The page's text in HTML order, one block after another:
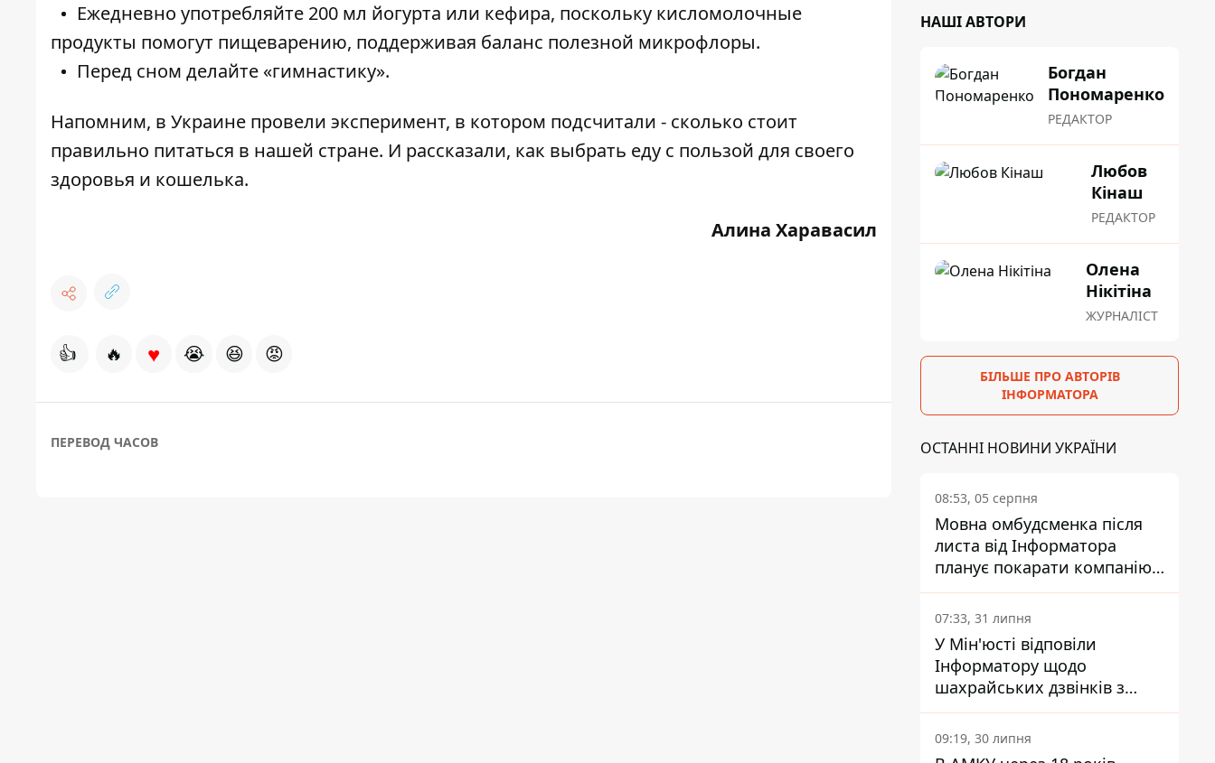
Ежедневно употребляйте 200 мл йогурта или кефира, поскольку кисломолочные
продукты помогут пищеварению, поддерживая баланс полезной микрофлоры.
Перед сном делайте «гимнастику».
Напомним, в Украине провели эксперимент, в котором подсчитали - сколько стоит
правильно питаться в нашей стране. И рассказали, как выбрать еду с пользой для своего
здоровья и кошелька.
Алина Харавасил
👍 🔥 ♥ 😭 😆 😡
ПЕРЕВОД ЧАСОВ
НАШІ АВТОРИ
Богдан
Пономаренко
РЕДАКТОР
Любов
Кінаш
РЕДАКТОР
Олена
Нікітіна
ЖУРНАЛІСТ
БІЛЬШЕ ПРО АВТОРІВ
ІНФОРМАТОРА
ОСТАННІ НОВИНИ УКРАЇНИ
08:53, 05 серпня
Мовна омбудсменка після
листа від Інформатора
планує покарати компанію-
підрядника ПриватБанку
07:33, 31 липня
У Мін'юсті відповіли
Інформатору щодо
шахрайських дзвінків з
камери Сумського СІЗО так,
що ніхто нічого не зрозумів
09:19, 30 липня